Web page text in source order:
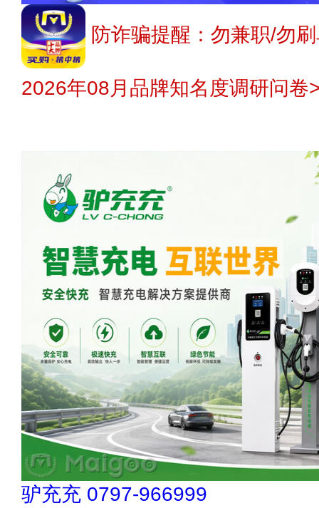
防诈骗提醒：勿兼职/勿
2026年08月品牌知名度调研问卷
伟业ENF板材 020-84900747